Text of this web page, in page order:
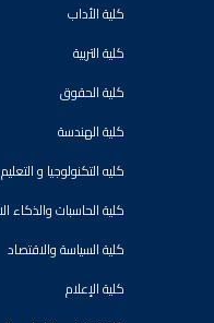
كلية الأداب
كلية التربية
كلية الحقوق
كلية الهندسة
كليه التكنولوجيا و التعليم
كلية الحاسبات والذكاء
كلية السياسة والاقتصاد
كلية الإعلام